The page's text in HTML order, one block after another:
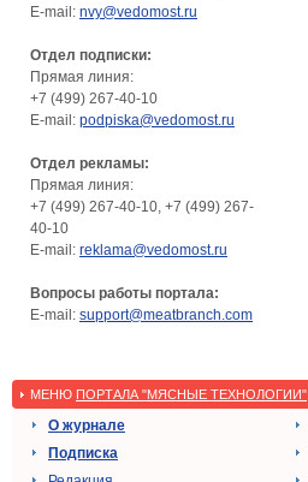
E-mail: nvy@vedomost.ru
Отдел подписки:
Прямая линия:
+7 (499) 267-40-10
E-mail: podpiska@vedomost.ru
Отдел рекламы:
Прямая линия:
+7 (499) 267-40-10, +7 (499) 267-
40-10
E-mail: reklama@vedomost.ru
Вопросы работы портала:
E-mail: support@meatbranch.com
МЕНЮ ПОРТАЛА "МЯСНЫЕ ТЕХНОЛОГИИ"
О журнале
Подписка